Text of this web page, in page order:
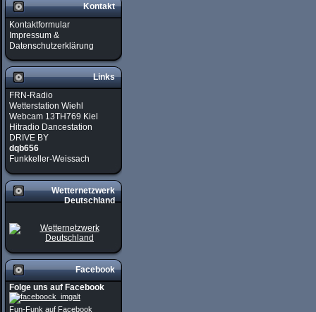
Kontakt
Kontaktformular
Impressum &
Datenschutzerklärung
Links
FRN-Radio
Wetterstation Wiehl
Webcam 13TH769 Kiel
Hitradio Dancestation
DRIVE BY
dqb656
Funkkeller-Weissach
Wetternetzwerk
Deutschland
Facebook
Folge uns auf Facebook
Fun-Funk auf Facebook